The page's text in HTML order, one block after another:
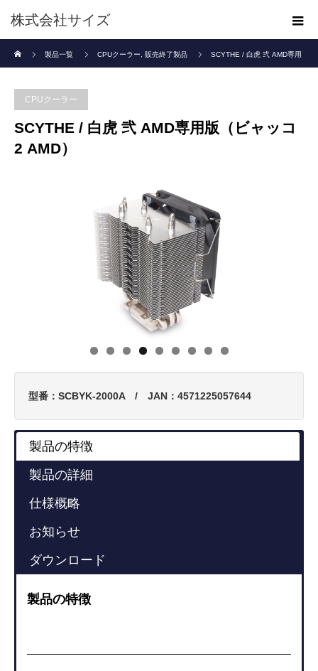
株式会社サイズ
製品一覧
CPUクーラー 販売終了製品 SCYTHE / 白虎 弐 AMD専用
CPUクーラー
SCYTHE / 白虎 弐 AMD専用版（ビャッコ
2 AMD）
型番：SCBYK-2000A / JAN：4571225057644
製品の特徴
製品の詳細
仕様概略
お知らせ
ダウンロード
製品の特徴